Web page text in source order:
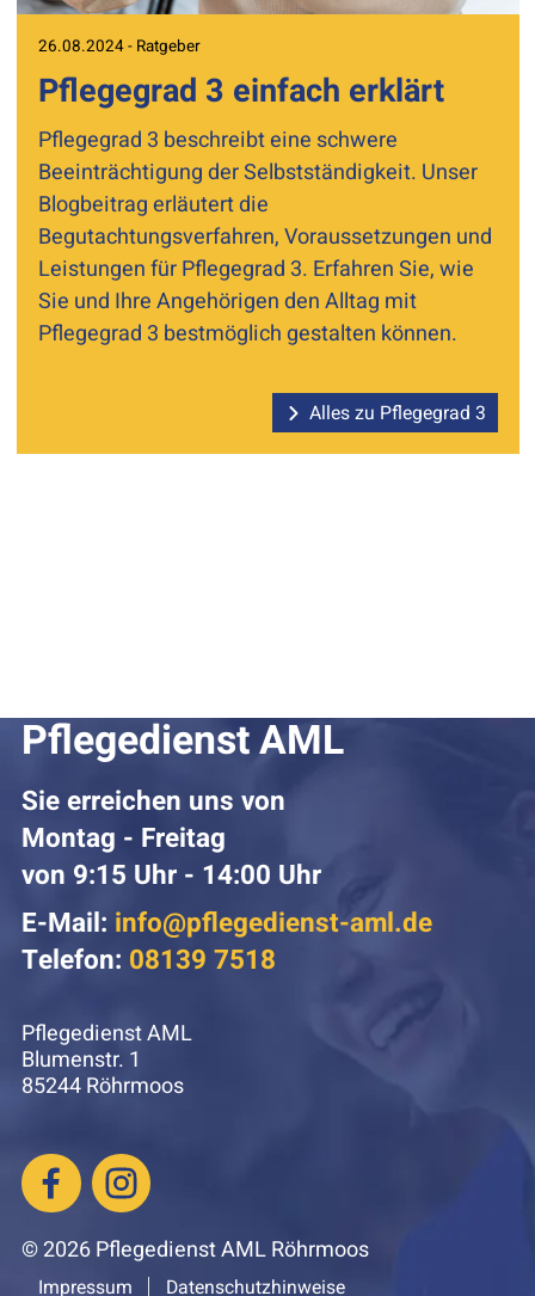
26.08.2024 - Ratgeber
Pflegegrad 3 einfach erklärt
Pflegegrad 3 beschreibt eine schwere
Beeinträchtigung der Selbstständigkeit. Unser
Blogbeitrag erläutert die
Begutachtungsverfahren, Voraussetzungen und
Leistungen für Pflegegrad 3. Erfahren Sie, wie
Sie und Ihre Angehörigen den Alltag mit
Pflegegrad 3 bestmöglich gestalten können.
Alles zu Pflegegrad 3
Pflegedienst AML
Sie erreichen uns von
Montag - Freitag
von 9:15 Uhr - 14:00 Uhr
E-Mail: info@pflegedienst-aml.de
Telefon: 08139 7518
Pflegedienst AML
Blumenstr. 1
85244 Röhrmoos
© 2026 Pflegedienst AML Röhrmoos
Impressum Datenschutzhinweise